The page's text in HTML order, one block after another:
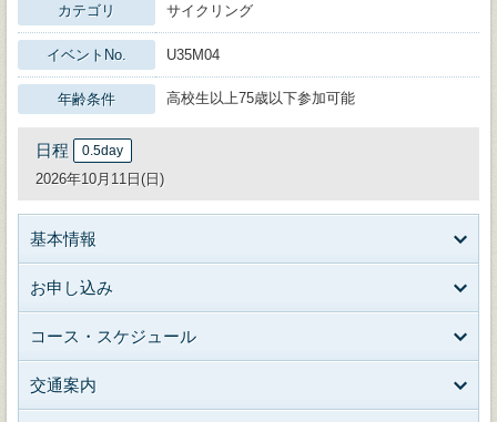
カテゴリ サイクリング
イベントNo. U35M04
年齢条件 高校生以上75歳以下参加可能
日程 0.5day
2026年10月11日(日)
基本情報
お申し込み
コース・スケジュール
交通案内